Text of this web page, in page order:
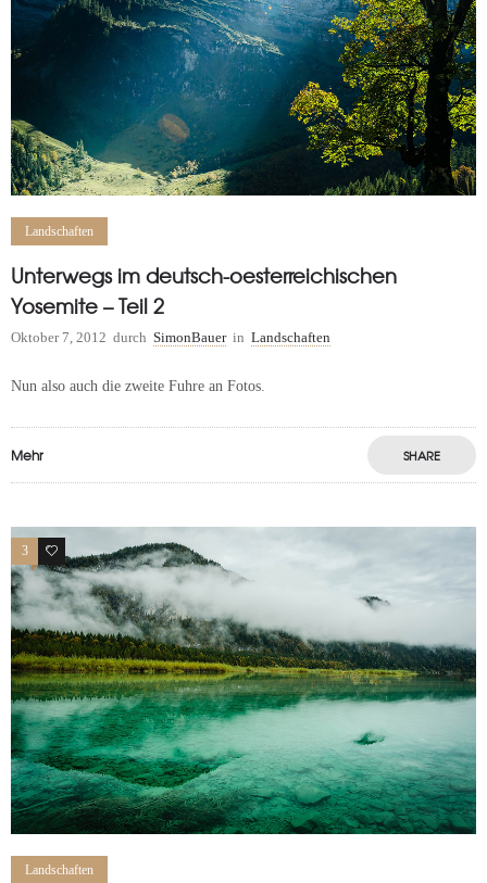
Landschaften
Unterwegs im deutsch-oesterreichischen
Yosemite – Teil 2
Oktober 7, 2012 durch SimonBauer in Landschaften
Nun also auch die zweite Fuhre an Fotos.
Mehr SHARE
3 0
Landschaften